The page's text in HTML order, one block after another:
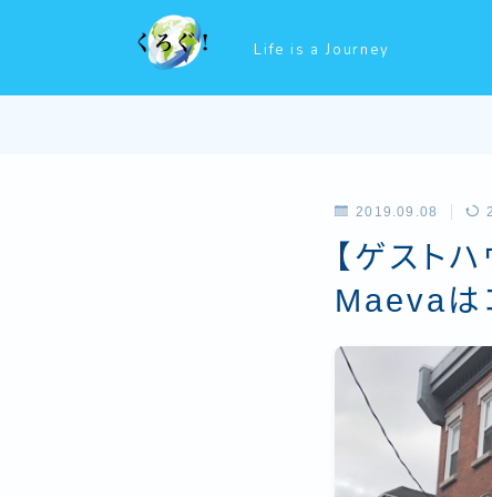
Life is a Journey
2019.09.08
【ゲスト
Maevaは